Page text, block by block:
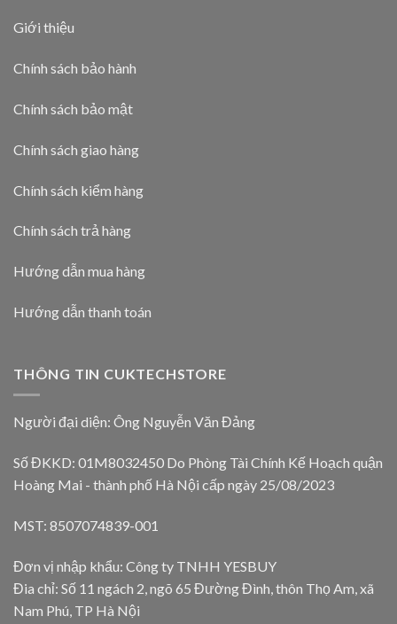
Giới thiệu
Chính sách bảo hành
Chính sách bảo mật
Chính sách giao hàng
Chính sách kiểm hàng
Chính sách trả hàng
Hướng dẫn mua hàng
Hướng dẫn thanh toán
THÔNG TIN CUKTECHSTORE
Người đại diện: Ông Nguyễn Văn Đảng
Số ĐKKD: 01M8032450 Do Phòng Tài Chính Kế Hoạch quận
Hoàng Mai - thành phố Hà Nội cấp ngày 25/08/2023
MST: 8507074839-001
Đơn vị nhập khẩu: Công ty TNHH YESBUY
Đia chỉ: Số 11 ngách 2, ngõ 65 Đường Đình, thôn Thọ Am, xã
Nam Phú, TP Hà Nội